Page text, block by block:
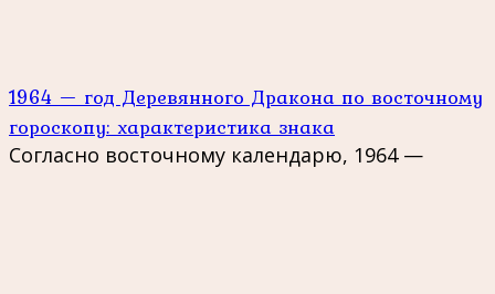
1964 — год Деревянного Дракона по восточному
гороскопу: характеристика знака
Согласно восточному календарю, 1964 —